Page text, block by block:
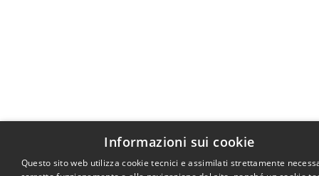
Informazioni sui cookie
Questo sito web utilizza cookie tecnici e assimilati strettamente